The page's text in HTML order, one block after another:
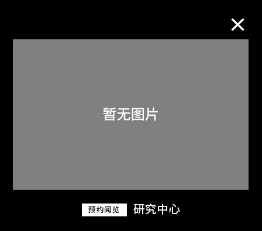
预约阅览 研究中心
关于M+藏品
探索世界顶级的二十及二十一世纪视觉